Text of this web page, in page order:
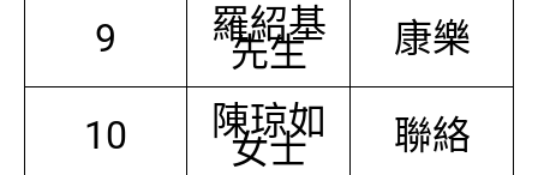
9 羅紹基
先生 康樂
10 陳琼如
女士 聯絡